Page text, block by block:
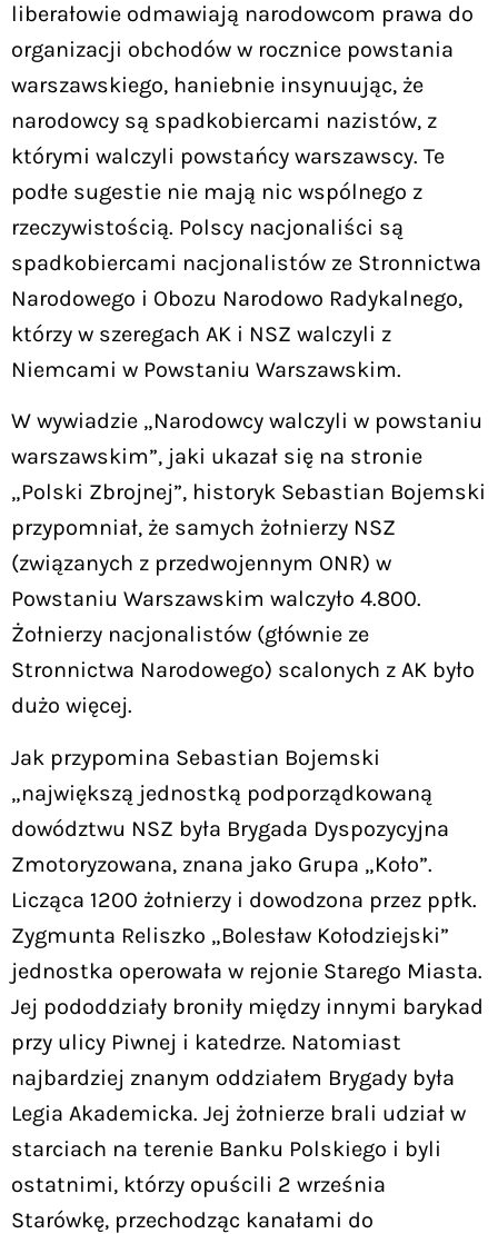
liberałowie odmawiają narodowcom prawa do
organizacji obchodów w rocznice powstania
warszawskiego, haniebnie insynuując, że
narodowcy są spadkobiercami nazistów, z
którymi walczyli powstańcy warszawscy. Te
podłe sugestie nie mają nic wspólnego z
rzeczywistością. Polscy nacjonaliści są
spadkobiercami nacjonalistów ze Stronnictwa
Narodowego i Obozu Narodowo Radykalnego,
którzy w szeregach AK i NSZ walczyli z
Niemcami w Powstaniu Warszawskim.
W wywiadzie „Narodowcy walczyli w powstaniu
warszawskim”, jaki ukazał się na stronie
„Polski Zbrojnej”, historyk Sebastian Bojemski
przypomniał, że samych żołnierzy NSZ
(związanych z przedwojennym ONR) w
Powstaniu Warszawskim walczyło 4.800.
Żołnierzy nacjonalistów (głównie ze
Stronnictwa Narodowego) scalonych z AK było
dużo więcej.
Jak przypomina Sebastian Bojemski
„największą jednostką podporządkowaną
dowództwu NSZ była Brygada Dyspozycyjna
Zmotoryzowana, znana jako Grupa „Koło”.
Licząca 1200 żołnierzy i dowodzona przez ppłk.
Zygmunta Reliszko „Bolesław Kołodziejski”
jednostka operowała w rejonie Starego Miasta.
Jej pododdziały broniły między innymi barykad
przy ulicy Piwnej i katedrze. Natomiast
najbardziej znanym oddziałem Brygady była
Legia Akademicka. Jej żołnierze brali udział w
starciach na terenie Banku Polskiego i byli
ostatnimi, którzy opuścili 2 września
Starówkę, przechodząc kanałami do